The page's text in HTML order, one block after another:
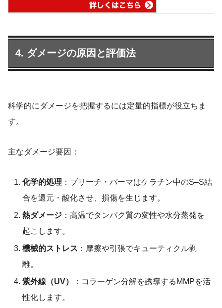
4. ダメージの原因と評価法
科学的にダメージを把握するには定量的指標が役立ちま
す。
主なダメージ要因：
化学的処理 ：ブリーチ・パーマはケラチン中のS–S結
合を還元・酸化させ、損傷を生じます。
熱ダメージ ：高温でタンパク質の変性や水分蒸発を
起こします。
機械的ストレス ：摩擦や引張でキューティクル剥
離。
紫外線（UV）
：コラーゲン分解を誘導するMMPを活
性化します。